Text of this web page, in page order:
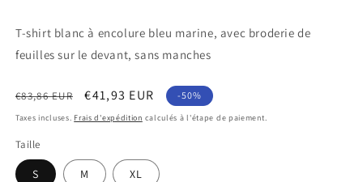
T-shirt blanc à encolure bleu marine, avec broderie de
feuilles sur le devant, sans manches
Prix
habituel
€83,86 EUR
Prix
soldé
€41,93 EUR -50%
Taxes incluses. Frais d'expédition calculés à l'étape de paiement.
Taille
S M XL